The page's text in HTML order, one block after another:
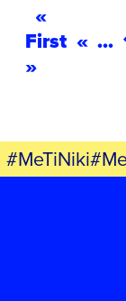
«
First « ...
»